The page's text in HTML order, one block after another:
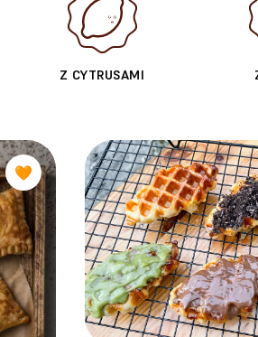
Z CYTRUSAMI
🧡